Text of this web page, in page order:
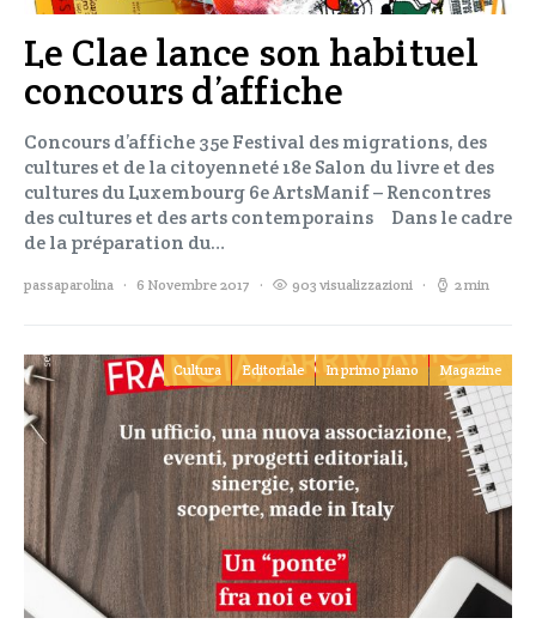
Le Clae lance son habituel
concours d’affiche
Concours d’affiche 35e Festival des migrations, des
cultures et de la citoyenneté 18e Salon du livre et des
cultures du Luxembourg 6e ArtsManif – Rencontres
des cultures et des arts contemporains Dans le cadre
de la préparation du…
passaparolina 6 Novembre 2017 903 visualizzazioni 2 min
Cultura Editoriale In primo piano Magazine